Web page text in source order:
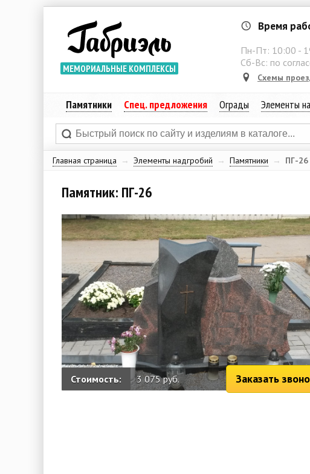
МЕМОРИАЛЬНЫЕ КОМПЛЕКСЫ
Время
Пн-Пт: 10:00 -
Сб-Вс: по
Схемы
Памятники Спец. предложения Ограды Элементы
Главная страница → Элементы надгробий → Памятники → ПГ-26
Памятник: ПГ-26
Стоимость: 3 075 руб. Заказать